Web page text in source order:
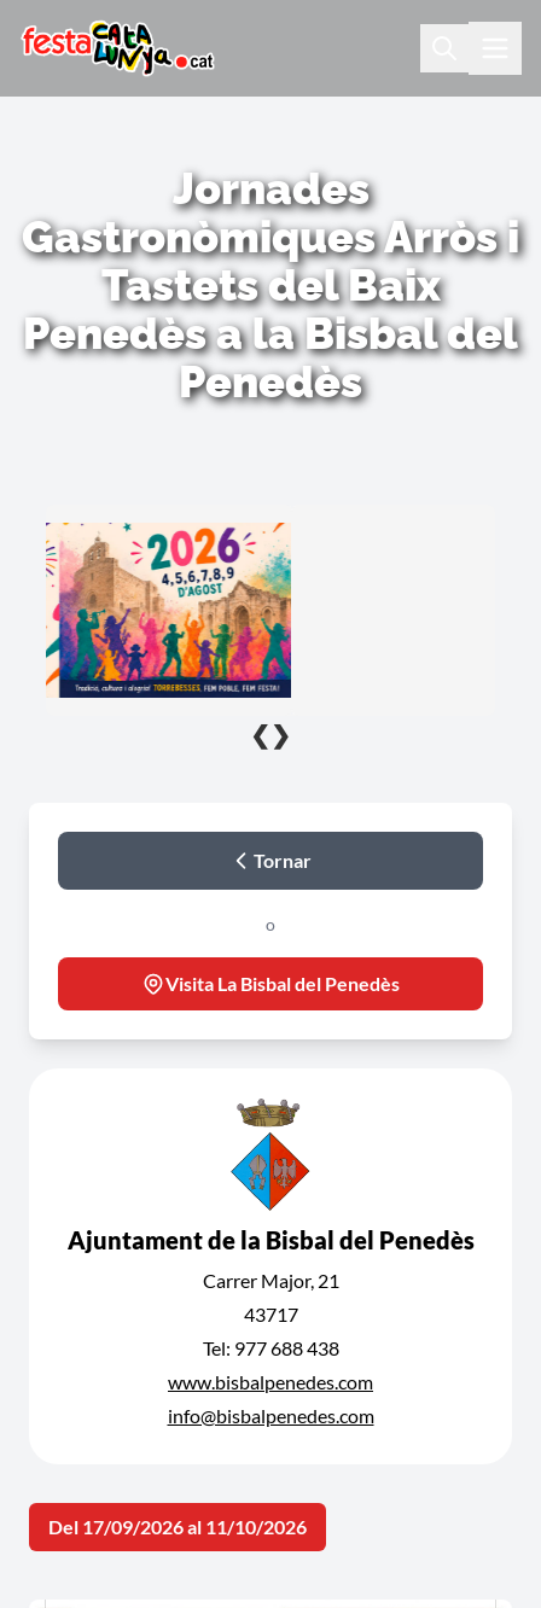
Jornades
Gastronòmiques Arròs i
Tastets del Baix
Penedès a la Bisbal del
Penedès
❮ ❯
Tornar
o
Visita La Bisbal del Penedès
Ajuntament de la Bisbal del Penedès
Carrer Major, 21
43717
Tel: 977 688 438
www.bisbalpenedes.com
info@bisbalpenedes.com
Del 17/09/2026 al 11/10/2026